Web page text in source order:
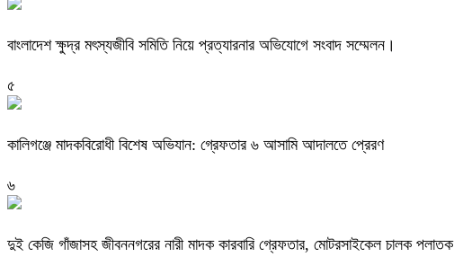
বাংলাদেশ ক্ষুদ্র মৎস্যজীবি সমিতি নিয়ে প্রত্যারনার অভিযোগে সংবাদ সম্মেলন।
৫
কালিগঞ্জে মাদকবিরোধী বিশেষ অভিযান: গ্রেফতার ৬ আসামি আদালতে প্রেরণ
৬
দুই কেজি গাঁজাসহ জীবননগরের নারী মাদক কারবারি গ্রেফতার, মোটরসাইকেল চালক পলাতক